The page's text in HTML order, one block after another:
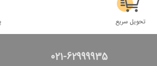
تحویل سریع
021-62999935